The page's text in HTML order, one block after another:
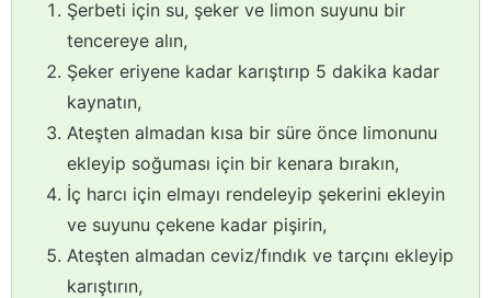
Şerbeti için su, şeker ve limon suyunu bir
tencereye alın,
Şeker eriyene kadar karıştırıp 5 dakika kadar
kaynatın,
Ateşten almadan kısa bir süre önce limonunu
ekleyip soğuması için bir kenara bırakın,
İç harcı için elmayı rendeleyip şekerini ekleyin
ve suyunu çekene kadar pişirin,
Ateşten almadan ceviz/fındık ve tarçını ekleyip
karıştırın,